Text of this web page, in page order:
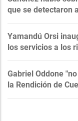
que se detectaron
Yamandú Orsi
los servicios a los
Gabriel Oddone
la Rendición de